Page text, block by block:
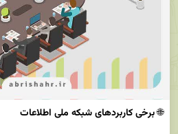
🌐 برخی کاربردهای شبکه ملی اطلاعات